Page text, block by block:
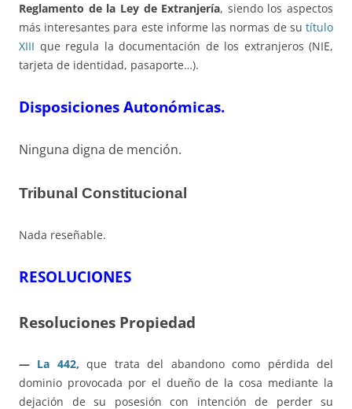
Reglamento de la Ley de Extranjería, siendo los aspectos
más interesantes para este informe las normas de su título
XIII que regula la documentación de los extranjeros (NIE,
tarjeta de identidad, pasaporte…).
Disposiciones Autonómicas.
Ninguna digna de mención.
Tribunal Constitucional
Nada reseñable.
RESOLUCIONES
Resoluciones Propiedad
— La 442, que trata del abandono como pérdida del
dominio provocada por el dueño de la cosa mediante la
dejación de su posesión con intención de perder su